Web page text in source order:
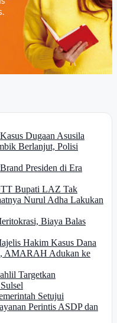
Kasus Dugaan Asusila
Berlanjut, Polisi
Brand Presiden di Era
Bupati LAZ Tak
Nurul Adha Lakukan
Biaya Balas
Hakim Kasus Dana
AMARAH Adukan ke
Targetkan
Setujui
Perintis ASDP dan